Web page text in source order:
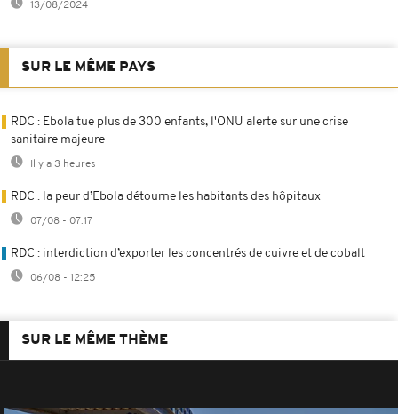
13/08/2024
SUR LE MÊME PAYS
RDC : Ebola tue plus de 300 enfants, l'ONU alerte sur une crise
sanitaire majeure
Il y a 3 heures
RDC : la peur d’Ebola détourne les habitants des hôpitaux
07/08 - 07:17
RDC : interdiction d’exporter les concentrés de cuivre et de cobalt
06/08 - 12:25
SUR LE MÊME THÈME